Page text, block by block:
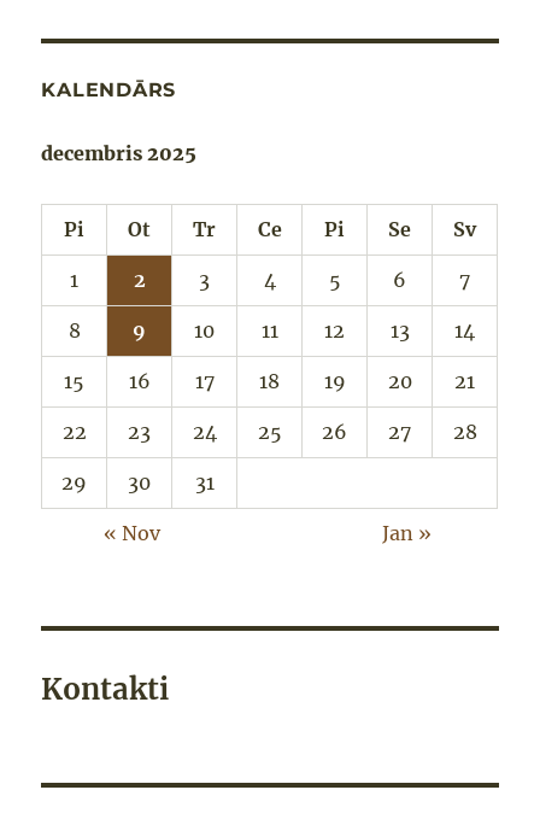
KALENDĀRS
decembris 2025
Pi Ot Tr Ce Pi Se Sv
1 2 3 4 5 6 7
8 9 10 11 12 13 14
15 16 17 18 19 20 21
22 23 24 25 26 27 28
29 30 31
« Nov Jan »
Kontakti